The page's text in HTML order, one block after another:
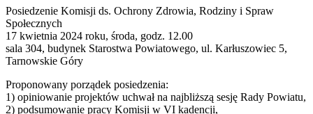
Posiedzenie Komisji ds. Ochrony Zdrowia, Rodziny i Spraw
Społecznych
17 kwietnia 2024 roku, środa, godz. 12.00
sala 304, budynek Starostwa Powiatowego, ul. Karłuszowiec 5,
Tarnowskie Góry
Proponowany porządek posiedzenia:
1) opiniowanie projektów uchwał na najbliższą sesję Rady Powiatu,
2) podsumowanie pracy Komisji w VI kadencji,